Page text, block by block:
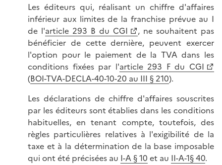
Les éditeurs qui, réalisant un chiffre d'affaires
inférieur aux limites de la franchise prévue au I
de l'article 293 B du CGI
, ne souhaitent pas
bénéficier de cette dernière, peuvent exercer
l'option pour le paiement de la TVA dans les
conditions fixées par l'article 293 F du CGI
(BOI-TVA-DECLA-40-10-20 au III § 210).
Les déclarations de chiffre d'affaires souscrites
par les éditeurs sont établies dans les conditions
habituelles, en tenant compte, toutefois, des
règles particulières relatives à l'exigibilité de la
taxe et à la détermination de la base imposable
qui ont été précisées au I-A § 10 et au II-A-1§ 40.